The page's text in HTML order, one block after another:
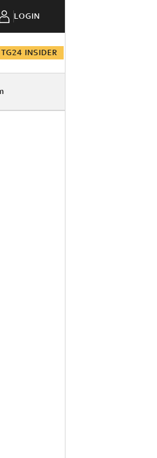
LOGIN
INSIDER